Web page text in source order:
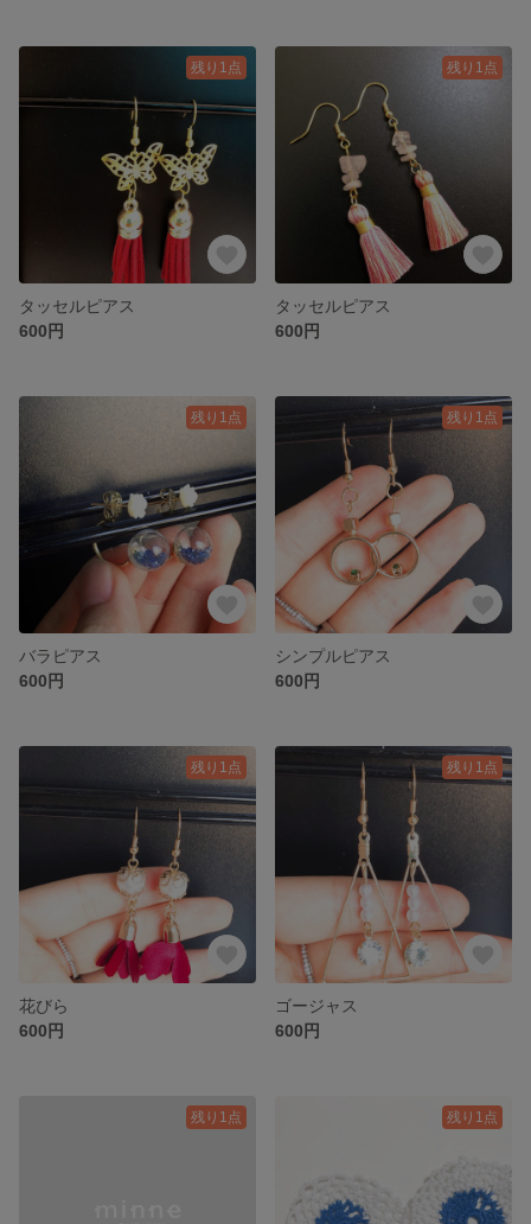
残り1点
タッセルピアス
600円
残り1点
タッセルピアス
600円
残り1点
バラピアス
600円
残り1点
シンプルピアス
600円
残り1点
花びら
600円
残り1点
ゴージャス
600円
残り1点 残り1点